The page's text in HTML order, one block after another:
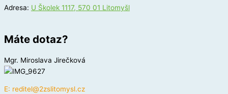
Adresa: U Školek 1117, 570 01 Litomyšl
Máte dotaz?
Mgr. Miroslava Jirečková
E: reditel@2zslitomysl.cz